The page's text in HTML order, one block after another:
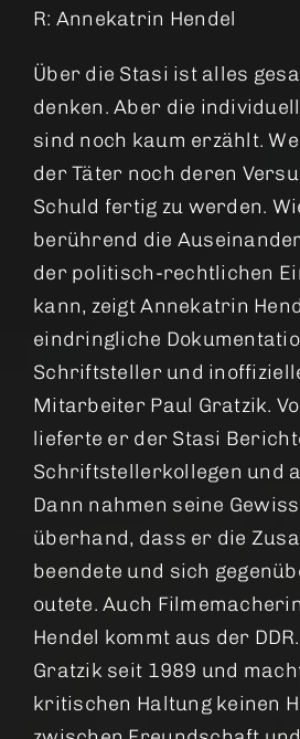
R: Annekatrin Hendel
Über die Stasi ist alles
denken. Aber die
sind noch kaum erzählt.
der Täter noch deren
Schuld fertig zu werden.
berührend die
der politisch-rechtlichen
kann, zeigt Annekatrin
eindringliche
Schriftsteller und
Mitarbeiter Paul Gratzik.
lieferte er der Stasi
Schriftstellerkollegen und
Dann nahmen seine
überhand, dass er die
beendete und sich
outete. Auch
Hendel kommt aus der
Gratzik seit 1989 und
kritischen Haltung keinen